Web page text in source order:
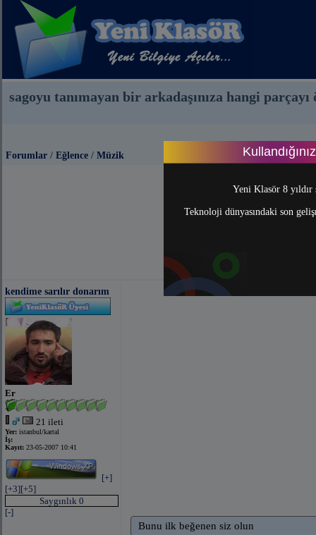
Yeni Klasör 8
Teknoloji dünyasındaki son
sagoyu tanımayan bir arkadaşınıza hangi
Forumlar / Eğlence / Müzik
kendime sarılır donarım
Er
21 ileti
Yer: istanbul/kartal
İş:
Kayıt: 23-05-2007 10:41
[+]
[+3][+5]
Saygınlık 0
[-]
Bunu ilk beğenen siz olun